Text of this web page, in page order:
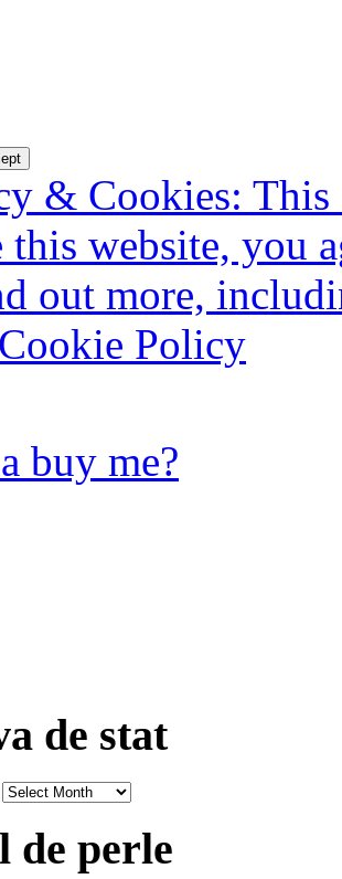
& Cookies:
this website, you
out more,
Cookie Policy
buy me?
de stat
de perle